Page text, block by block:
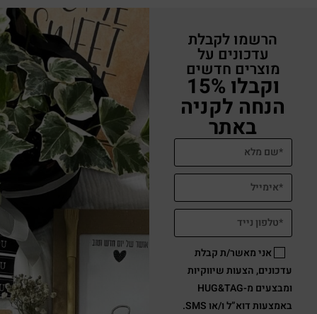
הרשמו לקבלת
עדכונים על
מוצרים חדשים
וקבלו 15%
הנחה לקניה
באתר
אני מאשר/ת קבלת
עדכונים, הצעות שיווקיות
ומבצעים מ-HUG&TAG
באמצעות דוא”ל ו/או SMS.